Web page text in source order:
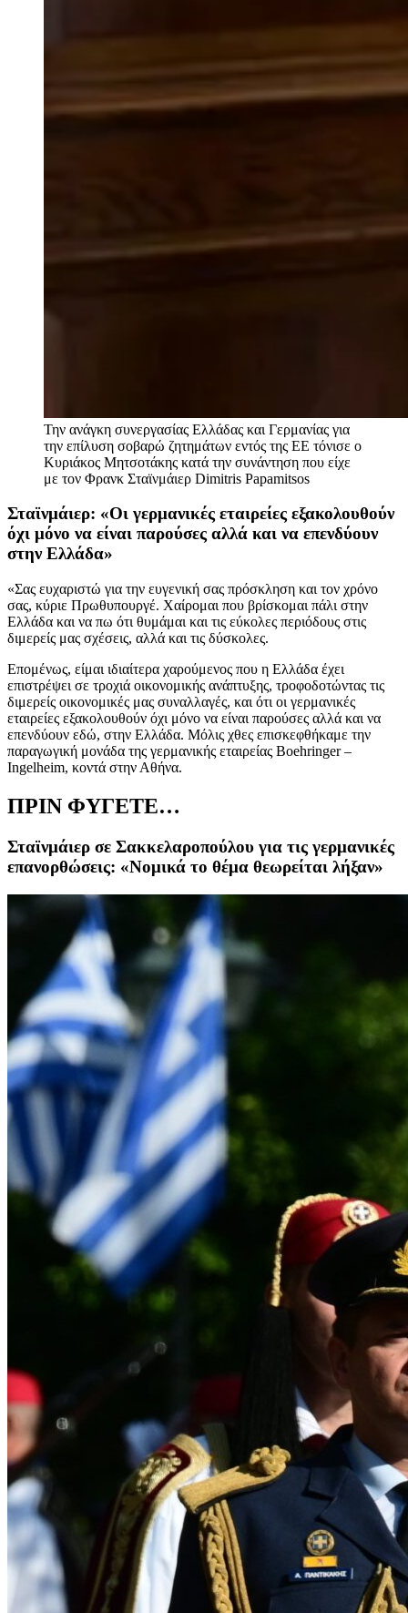
Την ανάγκη συνεργασίας Ελλάδας και Γερμανίας για
την επίλυση σοβαρώ ζητημάτων εντός της ΕΕ τόνισε ο
Κυριάκος Μητσοτάκης κατά την συνάντηση που είχε
με τον Φρανκ Σταϊνμάιερ Dimitris Papamitsos
Σταϊνμάιερ: «Οι γερμανικές εταιρείες εξακολουθούν
όχι μόνο να είναι παρούσες αλλά και να επενδύουν
στην Ελλάδα»
«Σας ευχαριστώ για την ευγενική σας πρόσκληση και τον χρόνο
σας, κύριε Πρωθυπουργέ. Χαίρομαι που βρίσκομαι πάλι στην
Ελλάδα και να πω ότι θυμάμαι και τις εύκολες περιόδους στις
διμερείς μας σχέσεις, αλλά και τις δύσκολες.
Επομένως, είμαι ιδιαίτερα χαρούμενος που η Ελλάδα έχει
επιστρέψει σε τροχιά οικονομικής ανάπτυξης, τροφοδοτώντας τις
διμερείς οικονομικές μας συναλλαγές, και ότι οι γερμανικές
εταιρείες εξακολουθούν όχι μόνο να είναι παρούσες αλλά και να
επενδύουν εδώ, στην Ελλάδα. Μόλις χθες επισκεφθήκαμε την
παραγωγική μονάδα της γερμανικής εταιρείας Boehringer –
Ingelheim, κοντά στην Αθήνα.
ΠΡΙΝ ΦΥΓΕΤΕ…
Σταϊνμάιερ σε Σακκελαροπούλου για τις γερμανικές
επανορθώσεις: «Νομικά το θέμα θεωρείται λήξαν»